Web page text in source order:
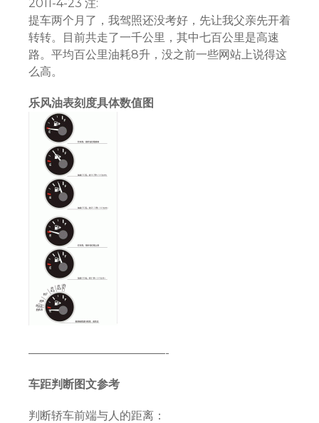
2011-4-23 注:
提车两个月了，我驾照还没考好，先让我父亲先开着
转转。目前共走了一千公里，其中七百公里是高速
路。平均百公里油耗8升，没之前一些网站上说得这
么高。
乐风油表刻度具体数值图
————————————-
车距判断图文参考
判断轿车前端与人的距离：